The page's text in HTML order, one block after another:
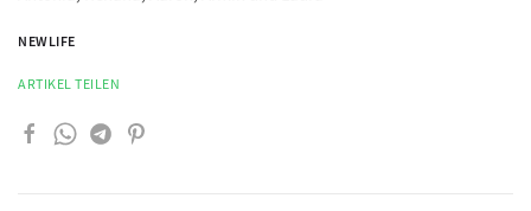
NEWLIFE
ARTIKEL TEILEN